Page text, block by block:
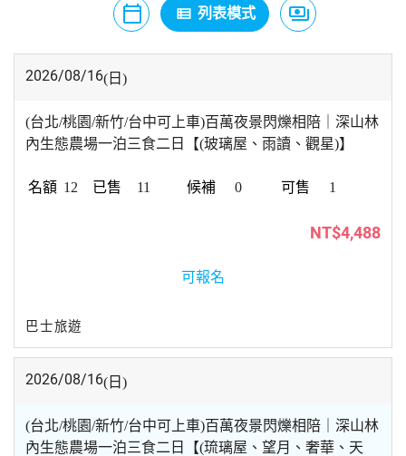
calendar_today
月曆模式
view_list
列表模式 payments
價格模式
2026/08/16(日)
(台北/桃園/新竹/台中可上車)百萬夜景閃爍相陪｜深山林
內生態農場一泊三食二日【(玻璃屋、雨讀、觀星)】
12 11 0 1
NT$4,488
可報名
巴士旅遊
2026/08/16(日)
(台北/桃園/新竹/台中可上車)百萬夜景閃爍相陪｜深山林
內生態農場一泊三食二日【(琉璃屋、望月、奢華、天